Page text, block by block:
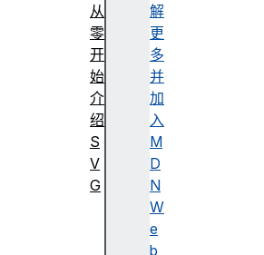
解
更
多
并
加
入
M
D
N
W
e
b
从
零
开
始
介
绍
S
V
G